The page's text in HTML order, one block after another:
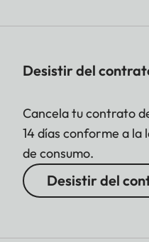
Desistir del
Cancela tu contrato
14 días conforme a la
de consumo.
Desistir del